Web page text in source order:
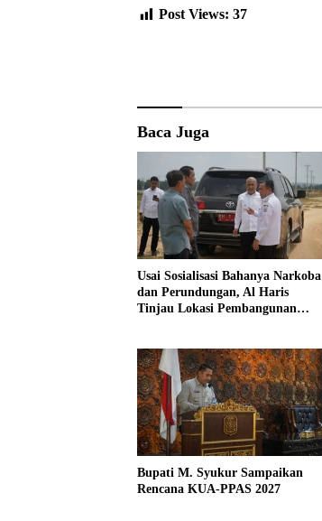
Post Views: 37
Baca Juga
Usai Sosialisasi Bahanya Narkoba
dan Perundungan, Al Haris
Tinjau Lokasi Pembangunan
Bupati M. Syukur Sampaikan
Rencana KUA-PPAS 2027